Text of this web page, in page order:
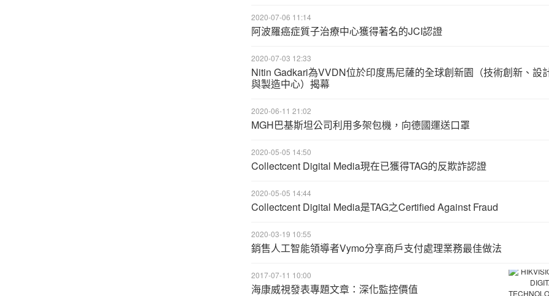
2020-07-06 11:14
阿波羅癌症質子治療中心獲得著名的JCI認證
2020-07-03 12:33
Nitin Gadkari為VVDN位於印度馬尼薩的全球創新園（技術創新、設
與製造中心）揭幕
2020-06-11 21:02
MGH巴基斯坦公司利用多架包機，向德國運送口罩
2020-05-05 14:50
Collectcent Digital Media現在已獲得TAG的反欺詐認證
2020-05-05 14:44
Collectcent Digital Media是TAG之Certified Against Fraud
2020-03-19 10:55
銷售人工智能領導者Vymo分享商戶支付處理業務最佳做法
2017-07-11 10:00
海康威視發表專題文章：深化監控價值